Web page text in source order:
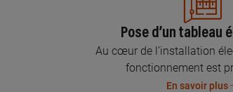
Pose d’un tableau
Au cœur de l’installation
fonctionnement est
En savoir plus